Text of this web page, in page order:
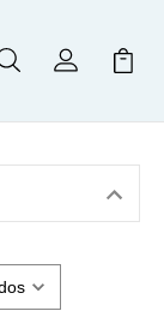
BuscarMi Cuenta
Mi